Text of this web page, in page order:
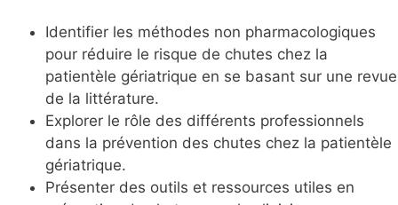
Identifier les méthodes non pharmacologiques
pour réduire le risque de chutes chez la
patientèle gériatrique en se basant sur une revue
de la littérature.
Explorer le rôle des différents professionnels
dans la prévention des chutes chez la patientèle
gériatrique.
Présenter des outils et ressources utiles en